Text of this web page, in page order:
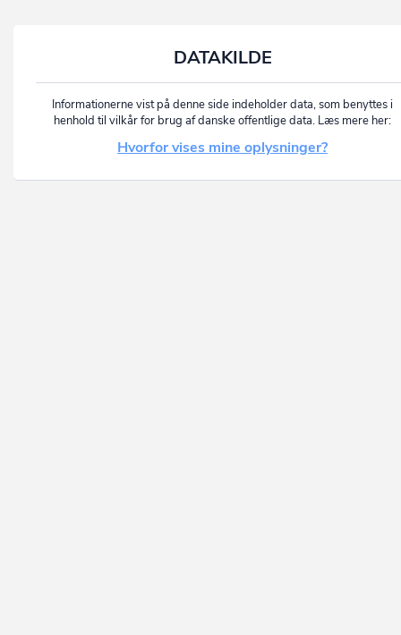
DATAKILDE
Informationerne vist på denne side indeholder data, som benyttes i
henhold til vilkår for brug af danske offentlige data. Læs mere her:
Hvorfor vises mine oplysninger?